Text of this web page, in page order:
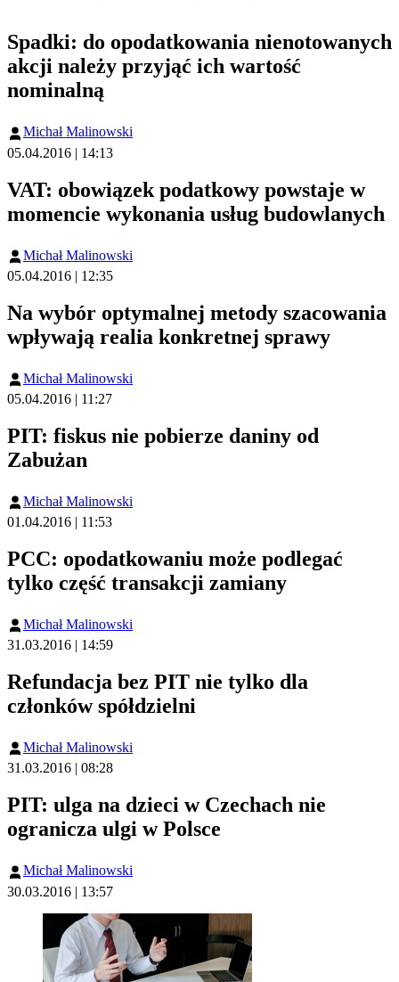
Spadki: do opodatkowania nienotowanych
akcji należy przyjąć ich wartość
nominalną
Michał Malinowski
05.04.2016 | 14:13
VAT: obowiązek podatkowy powstaje w
momencie wykonania usług budowlanych
Michał Malinowski
05.04.2016 | 12:35
Na wybór optymalnej metody szacowania
wpływają realia konkretnej sprawy
Michał Malinowski
05.04.2016 | 11:27
PIT: fiskus nie pobierze daniny od
Zabużan
Michał Malinowski
01.04.2016 | 11:53
PCC: opodatkowaniu może podlegać
tylko część transakcji zamiany
Michał Malinowski
31.03.2016 | 14:59
Refundacja bez PIT nie tylko dla
członków spółdzielni
Michał Malinowski
31.03.2016 | 08:28
PIT: ulga na dzieci w Czechach nie
ogranicza ulgi w Polsce
Michał Malinowski
30.03.2016 | 13:57